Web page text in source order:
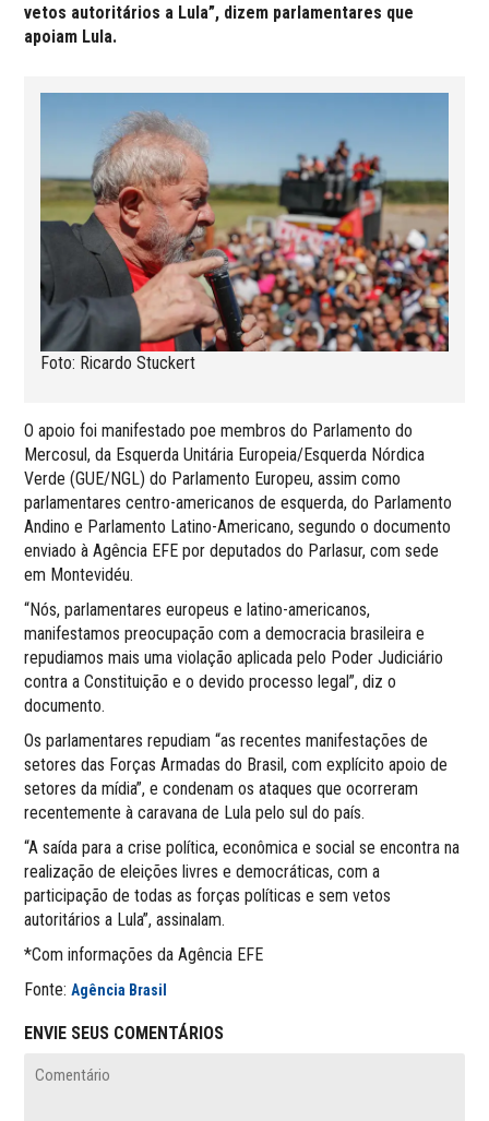
vetos autoritários a Lula”, dizem parlamentares que
apoiam Lula.
Foto: Ricardo Stuckert
O apoio foi manifestado poe membros do Parlamento do
Mercosul, da Esquerda Unitária Europeia/Esquerda Nórdica
Verde (GUE/NGL) do Parlamento Europeu, assim como
parlamentares centro-americanos de esquerda, do Parlamento
Andino e Parlamento Latino-Americano, segundo o documento
enviado à Agência EFE por deputados do Parlasur, com sede
em Montevidéu.
“Nós, parlamentares europeus e latino-americanos,
manifestamos preocupação com a democracia brasileira e
repudiamos mais uma violação aplicada pelo Poder Judiciário
contra a Constituição e o devido processo legal”, diz o
documento.
Os parlamentares repudiam “as recentes manifestações de
setores das Forças Armadas do Brasil, com explícito apoio de
setores da mídia”, e condenam os ataques que ocorreram
recentemente à caravana de Lula pelo sul do país.
“A saída para a crise política, econômica e social se encontra na
realização de eleições livres e democráticas, com a
participação de todas as forças políticas e sem vetos
autoritários a Lula”, assinalam.
*Com informações da Agência EFE
Fonte:Agência Brasil
ENVIE SEUS COMENTÁRIOS